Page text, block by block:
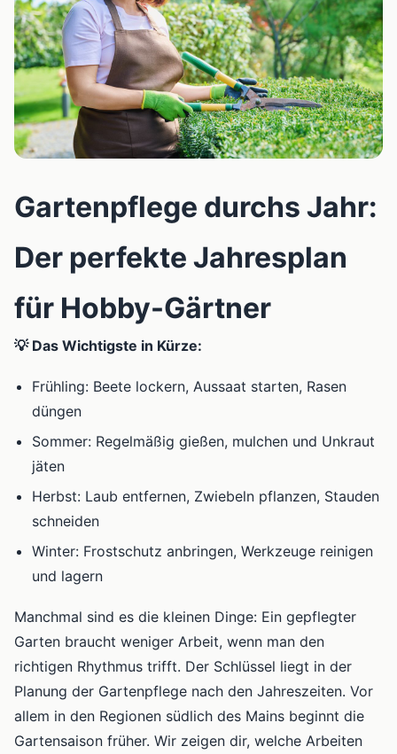
📰
Gartenpflege durchs Jahr:
Der perfekte Jahresplan
für Hobby-Gärtner
💡 Das Wichtigste in Kürze:
Frühling: Beete lockern, Aussaat starten, Rasen
düngen
Sommer: Regelmäßig gießen, mulchen und Unkraut
jäten
Herbst: Laub entfernen, Zwiebeln pflanzen, Stauden
schneiden
Winter: Frostschutz anbringen, Werkzeuge reinigen
und lagern
Manchmal sind es die kleinen Dinge: Ein gepflegter
Garten braucht weniger Arbeit, wenn man den
richtigen Rhythmus trifft. Der Schlüssel liegt in der
Planung der Gartenpflege nach den Jahreszeiten. Vor
allem in den Regionen südlich des Mains beginnt die
Gartensaison früher. Wir zeigen dir, welche Arbeiten